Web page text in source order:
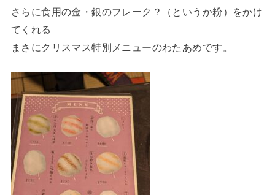
さらに食用の金・銀のフレーク？（というか粉）をかけ
てくれる
まさにクリスマス特別メニューのわたあめです。